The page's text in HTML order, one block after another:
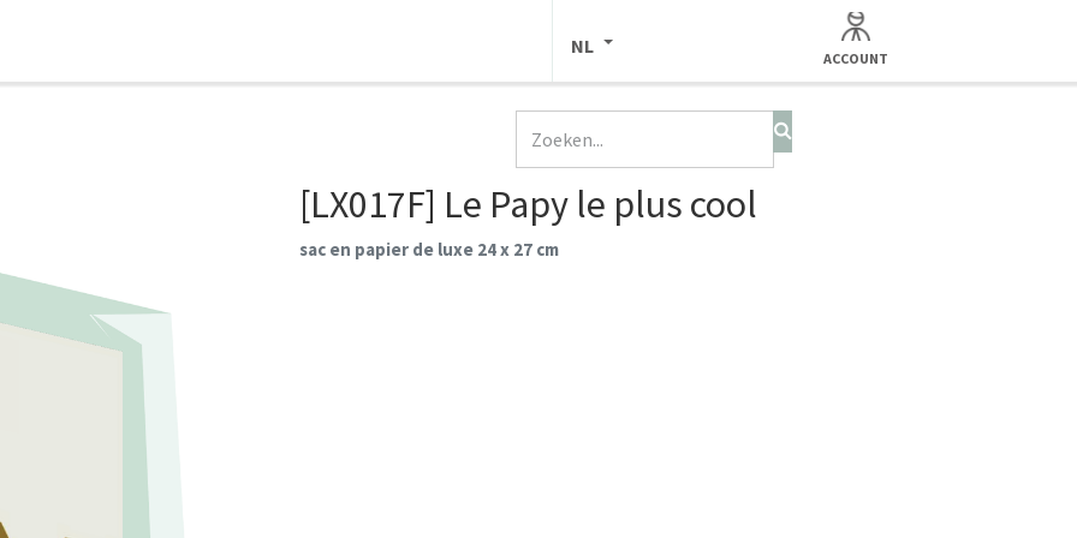
NL
ACCOUNT
[LX017F] Le Papy le plus cool
sac en papier de luxe 24 x 27 cm